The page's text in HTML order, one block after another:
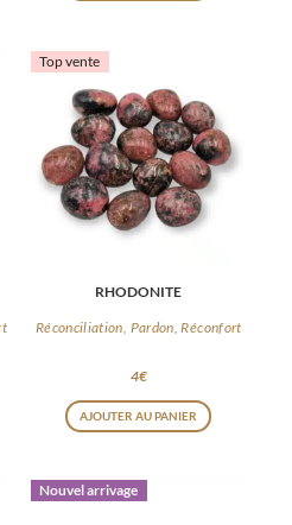
Top vente
RHODONITE
Réconciliation, Pardon, Réconfort
4€
AJOUTER AU PANIER
Nouvel arrivage